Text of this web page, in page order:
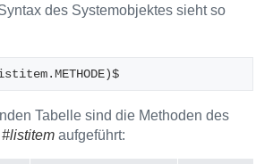
des Systemobjektes sieht so
Tabelle sind die Methoden des
#listitem aufgeführt: